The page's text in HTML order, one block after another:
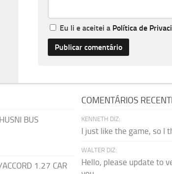
Eu li e aceitei a Política de
BUS
1.27 CAR
COMENTÁRIOS
KENNETH DIZ:
I just like the game, so I
WALTER DIZ:
Hello, please update to